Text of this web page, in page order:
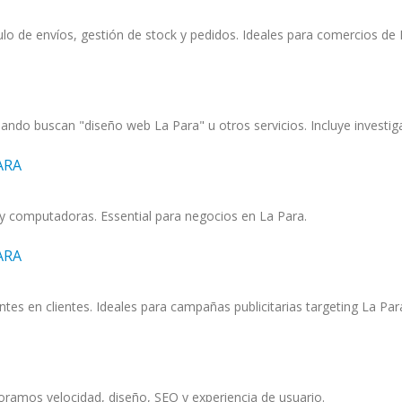
de envíos, gestión de stock y pedidos. Ideales para comercios de
buscan "diseño web La Para" u otros servicios. Incluye
Essential para negocios en La Para.
en clientes. Ideales para campañas publicitarias targeting La
velocidad, diseño, SEO y experiencia de usuario.